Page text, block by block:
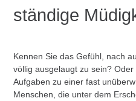
ständige
Kennen Sie das Gefühl, nach
völlig ausgelaugt zu sein?
Aufgaben zu einer fast
Menschen, die unter dem